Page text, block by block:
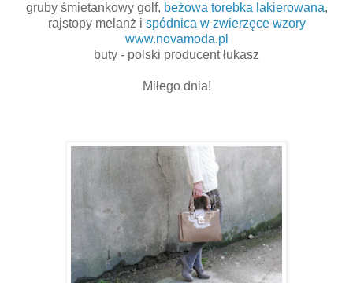
gruby śmietankowy golf, beżowa torebka lakierowana,
rajstopy melanż i spódnica w zwierzęce wzory
www.novamoda.pl
buty - polski producent łukasz
Miłego dnia!